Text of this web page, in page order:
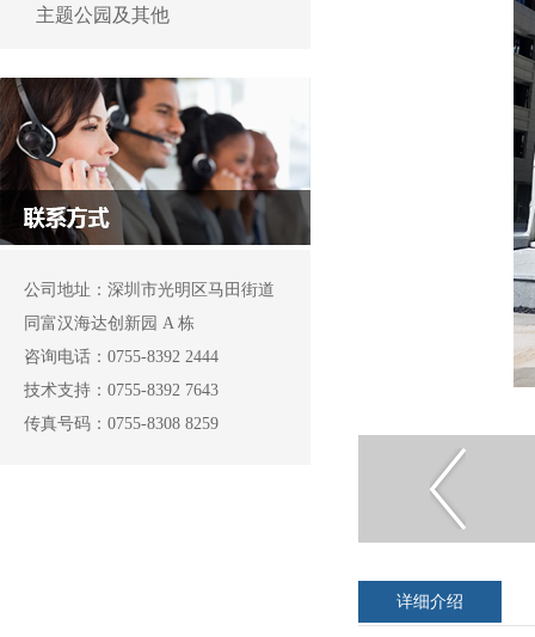
主题公园及其他
公司地址：深圳市光明区马田街道
同富汉海达创新园 A 栋
咨询电话：0755-8392 2444
技术支持：0755-8392 7643
传真号码：0755-8308 8259
详细介绍